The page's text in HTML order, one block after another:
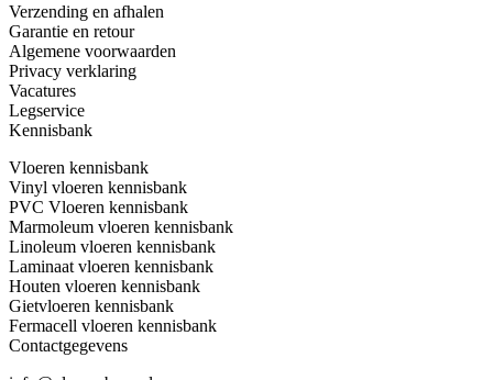
Verzending en afhalen
Garantie en retour
Algemene voorwaarden
Privacy verklaring
Vacatures
Legservice
Kennisbank
Vloeren kennisbank
Vinyl vloeren kennisbank
PVC Vloeren kennisbank
Marmoleum vloeren kennisbank
Linoleum vloeren kennisbank
Laminaat vloeren kennisbank
Houten vloeren kennisbank
Gietvloeren kennisbank
Fermacell vloeren kennisbank
Contactgegevens